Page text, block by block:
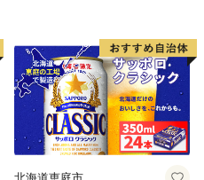
口 送料無料 カメイ 本宮市
【07214-0206】